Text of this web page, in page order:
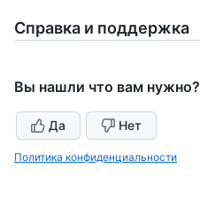
Справка и поддержка
Вы нашли что вам нужно?
Да Нет
Политика конфиденциальности